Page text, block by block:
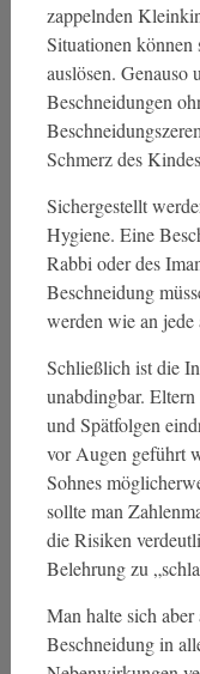
zappelnden
Situationen können
auslösen. Genauso
Beschneidungen
Schmerz des
Sichergestellt
Hygiene. Eine
Rabbi oder des
Beschneidung
werden wie an jede
Schließlich ist die
unabdingbar.
und Spätfolgen
vor Augen geführt
Sohnes
sollte man
die Risiken
Belehrung zu
Man halte sich
Beschneidung in